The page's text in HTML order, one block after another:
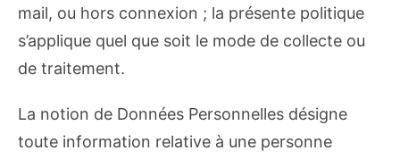
mail, ou hors connexion ; la présente politique
s’applique quel que soit le mode de collecte ou
de traitement.
La notion de Données Personnelles désigne
toute information relative à une personne